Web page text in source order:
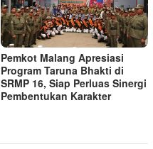
Pemkot Malang Apresiasi
Program Taruna Bhakti di
SRMP 16, Siap Perluas Sinergi
Pembentukan Karakter